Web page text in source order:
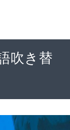
吹き替